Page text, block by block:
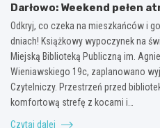
Darłowo: Weekend pełen
Odkryj, co czeka na mieszkańców i
dniach! Książkowy wypoczynek na
Miejską Biblioteką Publiczną im.
Wieniawskiego 19c, zaplanowano
Czytelniczy. Przestrzeń przed
komfortową strefę z kocami i…
Czytaj dalej